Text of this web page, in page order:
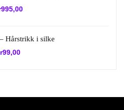
995,00Nåværende
Hårstrikk i silke
99,00